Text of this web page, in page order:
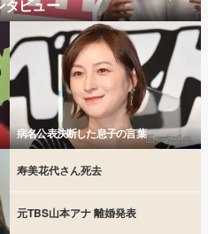
タビュー
病名公表決断した息子の言葉
寿美花代さん死去
元TBS山本アナ 離婚発表